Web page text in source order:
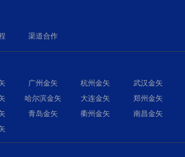
渠道合作
广州金矢 杭州金矢
武汉金矢
哈尔滨金矢 大连金矢
郑州金矢
青岛金矢 衢州金矢
南昌金矢